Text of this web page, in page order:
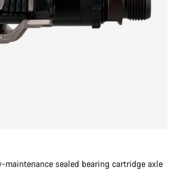
maintenance sealed bearing cartridge axle